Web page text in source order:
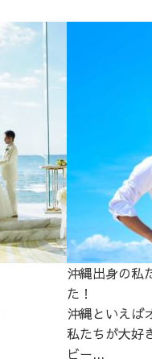
沖縄出身の私
た！
沖縄といえば
私たちが大好
ビー...